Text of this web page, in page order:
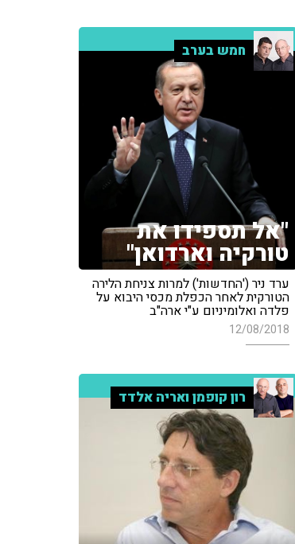
חמש בערב
"אל תספידו את
טורקיה וארדואן"
ערד ניר ('החדשות') למרות צניחת הלירה
הטורקית לאחר הכפלת מכסי היבוא על
פלדה ואלומיניום ע"י ארה"ב
12/08/2018
רון קופמן ואריה אלדד